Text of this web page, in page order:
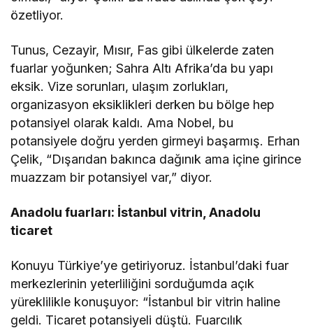
özetliyor.
Tunus, Cezayir, Mısır, Fas gibi ülkelerde zaten
fuarlar yoğunken; Sahra Altı Afrika’da bu yapı
eksik. Vize sorunları, ulaşım zorlukları,
organizasyon eksiklikleri derken bu bölge hep
potansiyel olarak kaldı. Ama Nobel, bu
potansiyele doğru yerden girmeyi başarmış. Erhan
Çelik, “Dışarıdan bakınca dağınık ama içine girince
muazzam bir potansiyel var,” diyor.
Anadolu fuarları: İstanbul vitrin, Anadolu
ticaret
Konuyu Türkiye’ye getiriyoruz. İstanbul’daki fuar
merkezlerinin yeterliliğini sorduğumda açık
yüreklilikle konuşuyor: “İstanbul bir vitrin haline
geldi. Ticaret potansiyeli düştü. Fuarcılık